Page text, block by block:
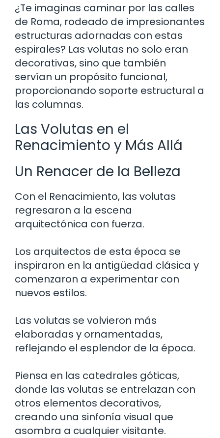
¿Te imaginas caminar por las calles
de Roma, rodeado de impresionantes
estructuras adornadas con estas
espirales? Las volutas no solo eran
decorativas, sino que también
servían un propósito funcional,
proporcionando soporte estructural a
las columnas.
Las Volutas en el
Renacimiento y Más Allá
Un Renacer de la Belleza
Con el Renacimiento, las volutas
regresaron a la escena
arquitectónica con fuerza.
Los arquitectos de esta época se
inspiraron en la antigüedad clásica y
comenzaron a experimentar con
nuevos estilos.
Las volutas se volvieron más
elaboradas y ornamentadas,
reflejando el esplendor de la época.
Piensa en las catedrales góticas,
donde las volutas se entrelazan con
otros elementos decorativos,
creando una sinfonía visual que
asombra a cualquier visitante.